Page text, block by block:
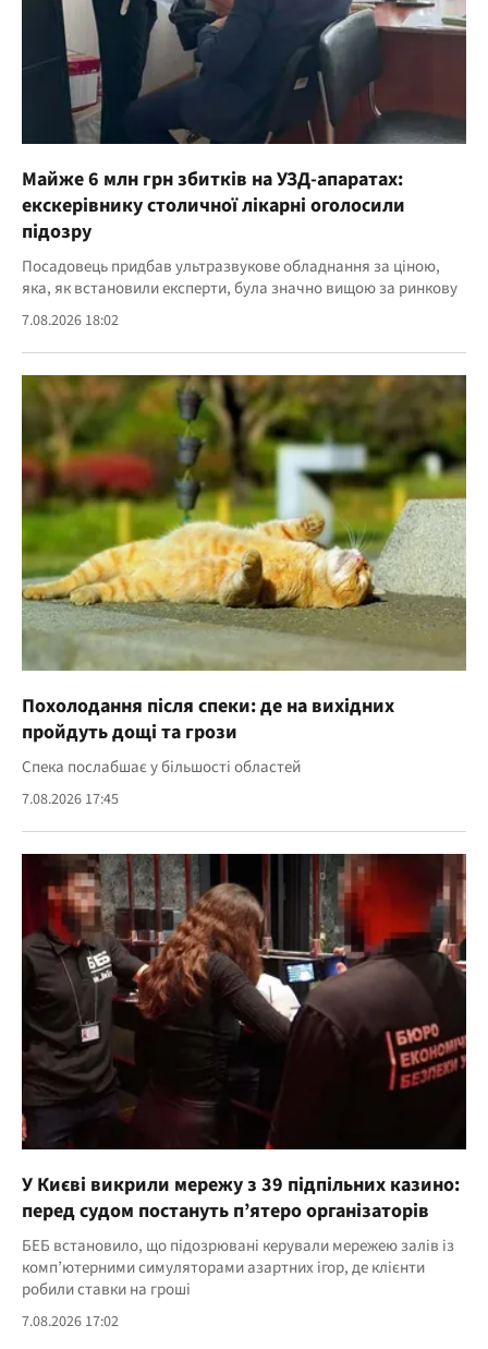
Майже 6 млн грн збитків на УЗД-апаратах:
екскерівнику столичної лікарні оголосили
підозру
Посадовець придбав ультразвукове обладнання за ціною,
яка, як встановили експерти, була значно вищою за ринкову
7.08.2026 18:02
Похолодання після спеки: де на вихідних
пройдуть дощі та грози
Спека послабшає у більшості областей
7.08.2026 17:45
У Києві викрили мережу з 39 підпільних казино:
перед судом постануть п’ятеро організаторів
БЕБ встановило, що підозрювані керували мережею залів із
комп’ютерними симуляторами азартних ігор, де клієнти
робили ставки на гроші
7.08.2026 17:02